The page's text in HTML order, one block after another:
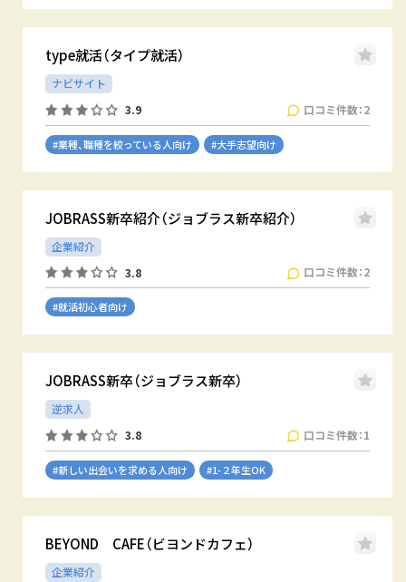
type就活（タイプ就活）
ナビサイト
3.9
口コミ件数：2
#業種、職種を絞っている人向け #大手志望向け
JOBRASS新卒紹介（ジョブラス新卒紹介）
企業紹介
3.8
口コミ件数：2
#就活初心者向け
JOBRASS新卒（ジョブラス新卒）
逆求人
3.8
口コミ件数：1
#新しい出会いを求める人向け #1-２年生OK
BEYOND CAFE（ビヨンドカフェ）
企業紹介